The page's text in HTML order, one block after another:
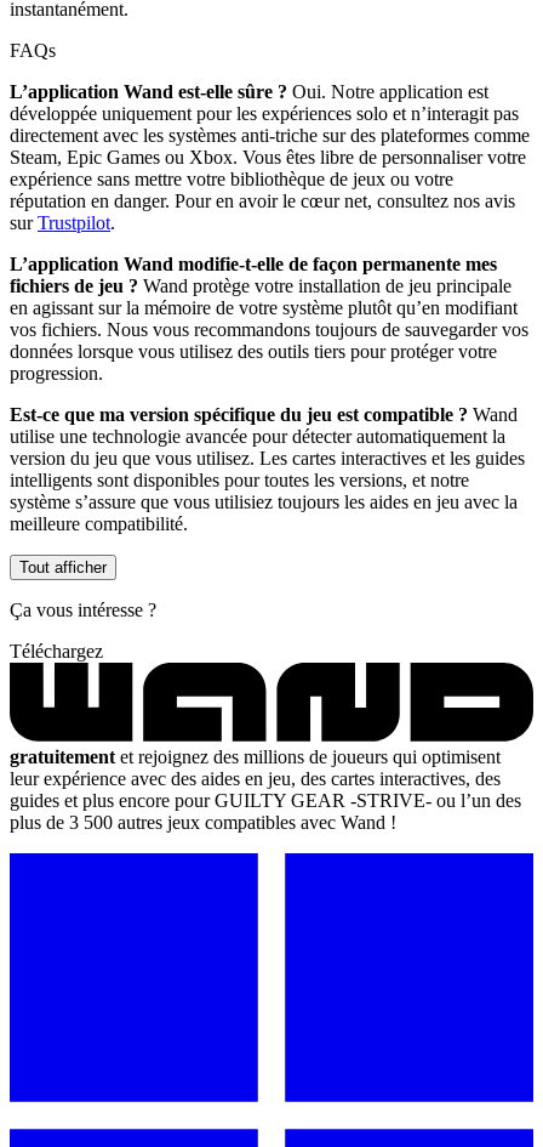
instantanément.
FAQs
L’application Wand est-elle sûre ? Oui. Notre application est
développée uniquement pour les expériences solo et n’interagit pas
directement avec les systèmes anti-triche sur des plateformes comme
Steam, Epic Games ou Xbox. Vous êtes libre de personnaliser votre
expérience sans mettre votre bibliothèque de jeux ou votre
réputation en danger. Pour en avoir le cœur net, consultez nos avis
surTrustpilot.
L’application Wand modifie-t-elle de façon permanente mes
fichiers de jeu ? Wand protège votre installation de jeu principale
en agissant sur la mémoire de votre système plutôt qu’en modifiant
vos fichiers. Nous vous recommandons toujours de sauvegarder vos
données lorsque vous utilisez des outils tiers pour protéger votre
progression.
Est-ce que ma version spécifique du jeu est compatible ? Wand
utilise une technologie avancée pour détecter automatiquement la
version du jeu que vous utilisez. Les cartes interactives et les guides
intelligents sont disponibles pour toutes les versions, et notre
système s’assure que vous utilisiez toujours les aides en jeu avec la
meilleure compatibilité.
Tout afficher
Ça vous intéresse ?
Téléchargez
gratuitement et rejoignez des millions de joueurs qui optimisent
leur expérience avec des aides en jeu, des cartes interactives, des
guides et plus encore pour GUILTY GEAR -STRIVE- ou l’un des
plus de 3 500 autres jeux compatibles avec Wand !